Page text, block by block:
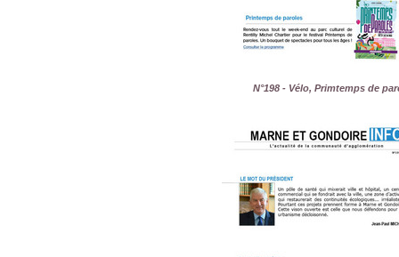
N°198 - Vélo, Primtemps de